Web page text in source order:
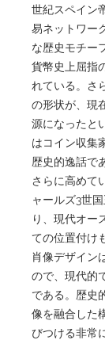
世紀スペイン
易ネットワー
な歴史モチー
貨幣史上屈指
れている。さ
の形状が、現
源になったと
はコイン収集
歴史的逸話で
さらに高めて
ャールズ3世
り、現代オー
ての位置付け
肖像デザイン
ので、現代的
である。歴史
像を融合した
びつける非常